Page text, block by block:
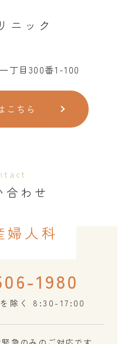
ニック
丁目300番1-100
こちら
合わせ
婦人科
1980
を除く 8:30-17:00